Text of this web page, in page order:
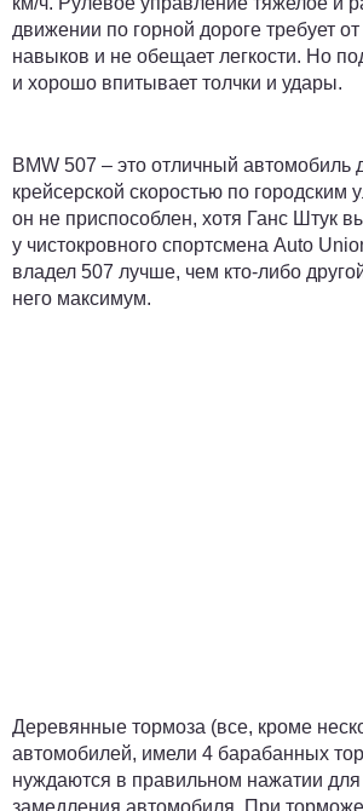
движении по горной дороге требует
навыков и не обещает легкости. Но
и хорошо впитывает толчки и удары.
BMW 507 – это отличный автомобиль
крейсерской скоростью по городским
он не приспособлен, хотя Ганс Штук
у чистокровного спортсмена Auto
владел 507 лучше, чем кто-либо
него максимум.
Деревянные тормоза (все, кроме
автомобилей, имели 4 барабанных
нуждаются в правильном нажатии
замедления автомобиля. При